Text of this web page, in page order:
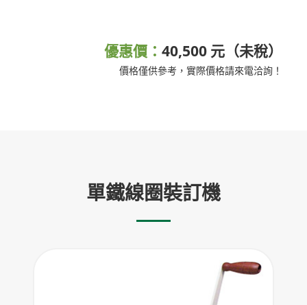
優惠價：40,500 元（未稅）
價格僅供參考，實際價格請來電洽詢！
單鐵線圈裝訂機